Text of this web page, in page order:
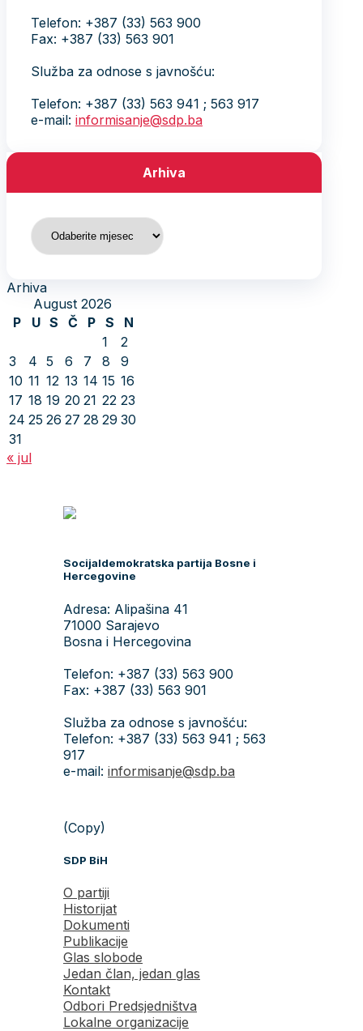
Telefon: +387 (33) 563 900
Fax: +387 (33) 563 901
Služba za odnose s javnošću:
Telefon: +387 (33) 563 941 ; 563 917
e-mail: informisanje@sdp.ba
Arhiva
Arhiva
Arhiva
August 2026
P
U S Č P S
N
1
2
3
4 5 6 7 8
9
10 11 12 13 14 15 16
17 18 19 20 21 22 23
24 25 26 27 28 29 30
31
« jul
Socijaldemokratska partija Bosne i
Hercegovine
Adresa: Alipašina 41
71000 Sarajevo
Bosna i Hercegovina
Telefon: +387 (33) 563 900
Fax: +387 (33) 563 901
Služba za odnose s javnošću:
Telefon: +387 (33) 563 941 ; 563
917
e-mail: informisanje@sdp.ba
(Copy)
SDP BiH
O partiji
Historijat
Dokumenti
Publikacije
Glas slobode
Jedan član, jedan glas
Kontakt
Odbori Predsjedništva
Lokalne organizacije